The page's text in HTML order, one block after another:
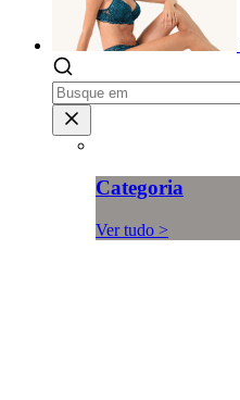
Categoria
Ver tudo >